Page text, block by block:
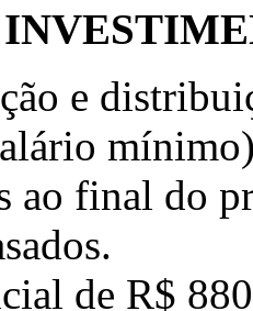
e
ao final do
de R$